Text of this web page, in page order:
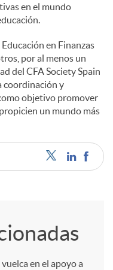
en el mundo
en Finanzas
por al menos un
del CFA Society Spain
coordinación y
objetivo promover
un mundo más
en el apoyo a